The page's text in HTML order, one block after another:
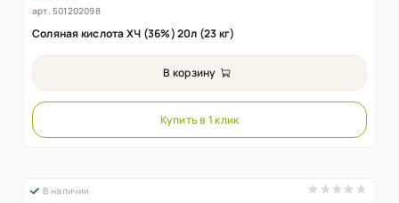
арт. 501202098
Соляная кислота ХЧ (36%) 20л (23 кг)
В корзину
Купить в 1 клик
В наличии